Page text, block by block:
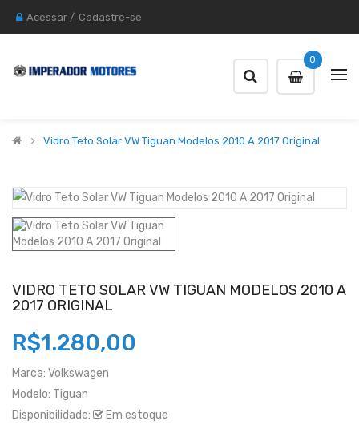
Acessar / Cadastre-se
0
Vidro Teto Solar VW Tiguan Modelos 2010 A 2017 Original
VIDRO TETO SOLAR VW TIGUAN MODELOS 2010 A
2017 ORIGINAL
R$1.280,00
Marca: Volkswagen
Modelo: Tiguan
Disponibilidade:
Em estoque